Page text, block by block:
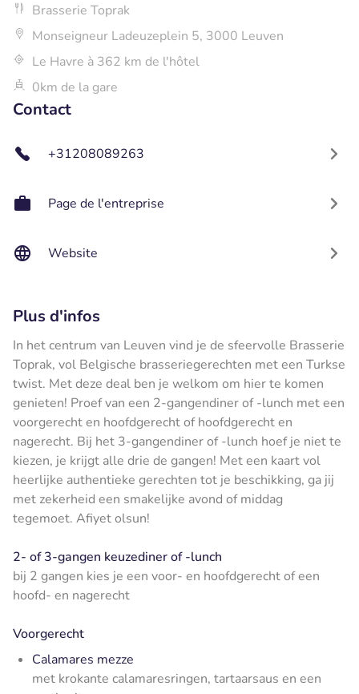
Brasserie Toprak
Monseigneur Ladeuzeplein 5, 3000 Leuven
Le Havre à 362 km de l'hôtel
0km de la gare
Contact
+31208089263
Page de l'entreprise
Website
Plus d'infos
In het centrum van Leuven vind je de sfeervolle Brasserie
Toprak, vol Belgische brasseriegerechten met een Turkse
twist. Met deze deal ben je welkom om hier te komen
genieten! Proef van een 2-gangendiner of -lunch met een
voorgerecht en hoofdgerecht of hoofdgerecht en
nagerecht. Bij het 3-gangendiner of -lunch hoef je niet te
kiezen, je krijgt alle drie de gangen! Met een kaart vol
heerlijke authentieke gerechten tot je beschikking, ga jij
met zekerheid een smakelijke avond of middag
tegemoet. Afiyet olsun!
2- of 3-gangen keuzediner of -lunch
bij 2 gangen kies je een voor- en hoofdgerecht of een
hoofd- en nagerecht
Voorgerecht
Calamares mezze
met krokante calamaresringen, tartaarsaus en een